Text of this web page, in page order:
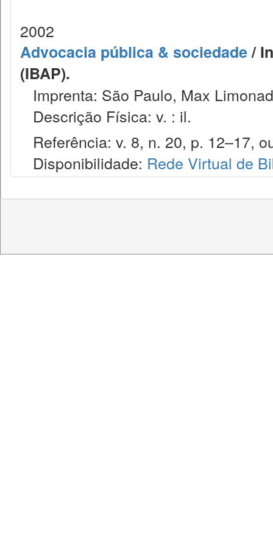
2002
Advocacia pública & sociedade/
(IBAP).
Imprenta: São Paulo, Max
Descrição Física: v. : il.
Referência: v. 8, n. 20, p. 12–17,
Disponibilidade: Rede Virtual de